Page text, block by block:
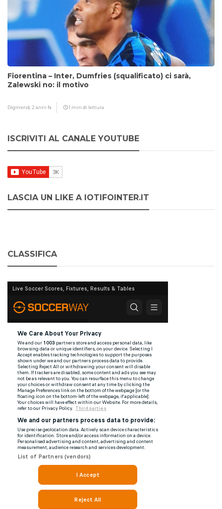
Fiorentina – Inter, Dumfries (squalificato) ci sarà,
Zalewski no: il motivo
Digitrend, 2 anni fa 1 min di lettura
ISCRIVITI AL CANALE YOUTUBE
LASCIA UN LIKE A IOTIFOINTER.IT
CLASSIFICA